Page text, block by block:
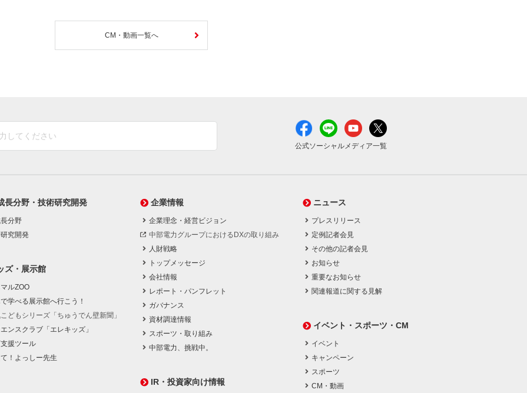
CM・動画一覧へ
公式ソーシャルメディア一覧
長分野・技術研究開発
分野
究開発
ズ・展示館
ルZOO
学べる展示館へ行こう！
どもシリーズ「ちゅうでん壁新聞」
ンスクラブ「エレキッズ」
援ツール
！よっしー先生
企業情報
企業理念・経営ビジョン
中部電力グループにおけるDXの取り組み
人財戦略
トップメッセージ
会社情報
レポート・パンフレット
ガバナンス
資材調達情報
スポーツ・取り組み
中部電力、挑戦中。
IR・投資家向け情報
ニュース
プレスリリース
定例記者会見
その他の記者会見
お知らせ
重要なお知らせ
関連報道に関する見解
イベント・スポーツ・CM
イベント
キャンペーン
スポーツ
CM・動画